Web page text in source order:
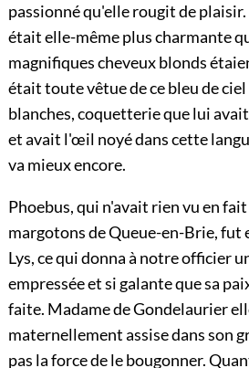
passionné qu'elle rougit de
était elle-même plus charmante
magnifiques cheveux blonds
était toute vêtue de ce bleu de
blanches, coquetterie que lui
et avait l'œil noyé dans cette
va mieux encore.
Phoebus, qui n'avait rien vu en
margotons de Queue-en-Brie, fut
Lys, ce qui donna à notre officier
empressée et si galante que sa
faite. Madame de Gondelaurier
maternellement assise dans son
pas la force de le bougonner.